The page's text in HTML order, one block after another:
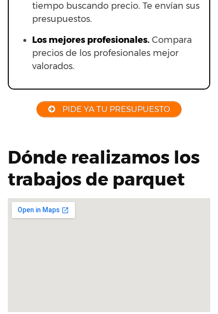
tiempo buscando precio. Te envían sus
presupuestos.
Los mejores profesionales. Compara
precios de los profesionales mejor
valorados.
PIDE YA TU PRESUPUESTO
Dónde realizamos los
trabajos de parquet